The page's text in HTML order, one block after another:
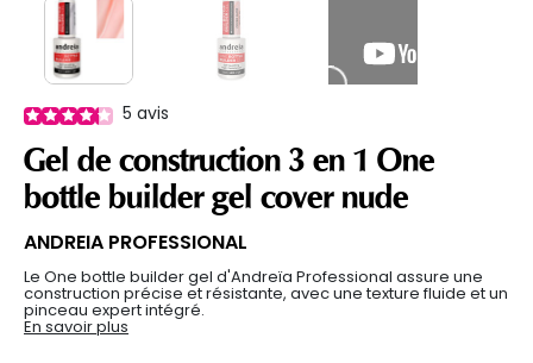
5 avis
Gel de construction 3 en 1 One
bottle builder gel cover nude
ANDREIA PROFESSIONAL
Le One bottle builder gel d'Andreïa Professional assure une
construction précise et résistante, avec une texture fluide et un
pinceau expert intégré.
En savoir plus